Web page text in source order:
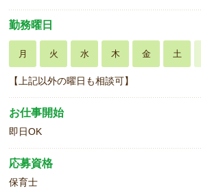
勤務曜日
月 火 水 木 金 土
【上記以外の曜日も相談可】
お仕事開始
即日OK
応募資格
保育士